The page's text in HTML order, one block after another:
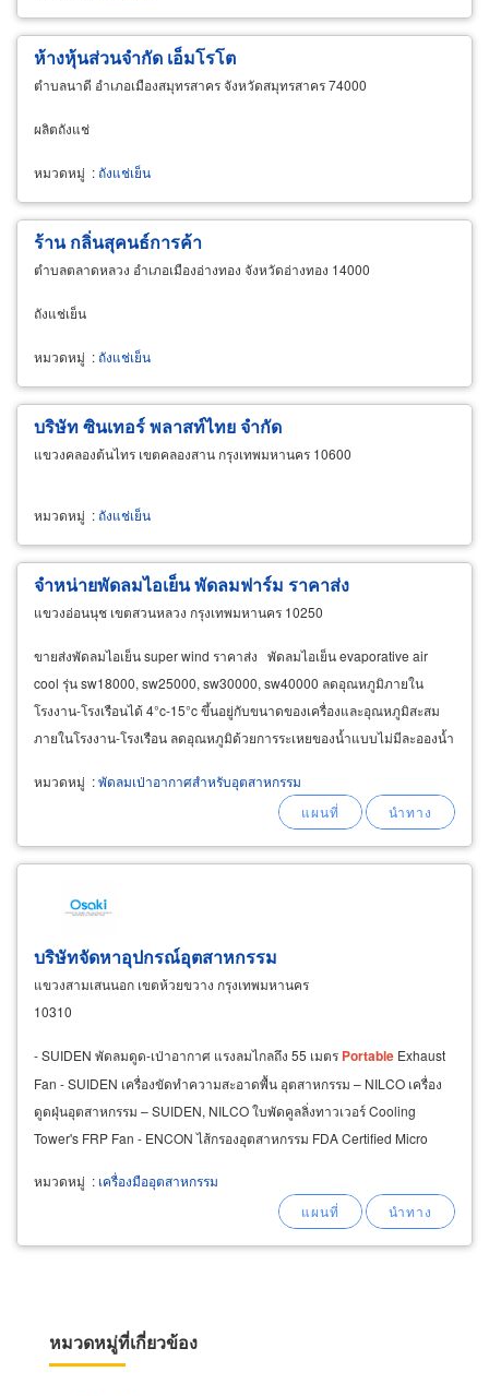
ห้างหุ้นส่วนจำกัด เอ็มโรโต
ตำบลนาดี อำเภอเมืองสมุทรสาคร จังหวัดสมุทรสาคร 74000
ผลิตถังแช่
หมวดหมู่ : ถังแช่เย็น
ร้าน กลิ่นสุคนธ์การค้า
ตำบลตลาดหลวง อำเภอเมืองอ่างทอง จังหวัดอ่างทอง 14000
ถังแช่เย็น
หมวดหมู่ : ถังแช่เย็น
บริษัท ซินเทอร์ พลาสท์ไทย จำกัด
แขวงคลองต้นไทร เขตคลองสาน กรุงเทพมหานคร 10600
หมวดหมู่ : ถังแช่เย็น
จำหน่ายพัดลมไอเย็น พัดลมฟาร์ม ราคาส่ง
แขวงอ่อนนุช เขตสวนหลวง กรุงเทพมหานคร 10250
ขายส่งพัดลมไอเย็น super wind ราคาส่ง พัดลมไอเย็น evaporative air
cool รุ่น sw18000, sw25000, sw30000, sw40000 ลดอุณหภูมิภายใน
โรงงาน-โรงเรือนได้ 4°c-15°c ขึ้นอยู่กับขนาดของเครื่องและอุณหภูมิสะสม
ภายในโรงงาน-โรงเรือน ลดอุณหภูมิด้วยการระเหยของน้ำแบบไม่มีละอองน้ำ
หมวดหมู่ :พัดลมเป่าอากาศสำหรับอุตสาหกรรม
บริษัทจัดหาอุปกรณ์อุตสาหกรรม
แขวงสามเสนนอก เขตห้วยขวาง กรุงเทพมหานคร
10310
- SUIDEN พัดลมดูด-เป่าอากาศ แรงลมไกลถึง 55 เมตร Portable Exhaust
Fan - SUIDEN เครื่องขัดทำความสะอาดพื้น อุตสาหกรรม – NILCO เครื่อง
ดูดฝุ่นอุตสาหกรรม – SUIDEN, NILCO ใบพัดคูลลิ่งทาวเวอร์ Cooling
Tower's FRP Fan - ENCON ไส้กรองอุตสาหกรรม FDA Certified Micro
หมวดหมู่ : เครื่องมืออุตสาหกรรม
หมวดหมู่ที่เกี่ยวข้อง